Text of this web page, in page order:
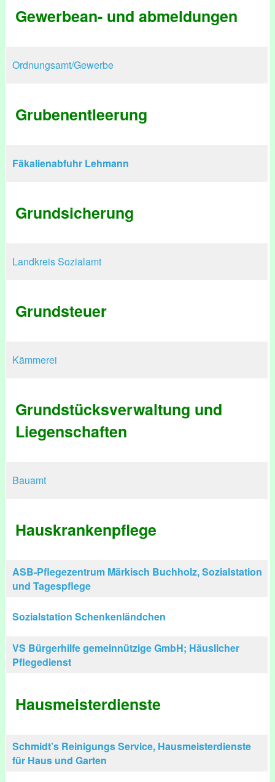
Gewerbean- und abmeldungen
Ordnungsamt/Gewerbe
Grubenentleerung
Fäkalienabfuhr Lehmann
Grundsicherung
Landkreis Sozialamt
Grundsteuer
Kämmerei
Grundstücksverwaltung und
Liegenschaften
Bauamt
Hauskrankenpflege
ASB-Pflegezentrum Märkisch Buchholz, Sozialstation
und Tagespflege
Sozialstation Schenkenländchen
VS Bürgerhilfe gemeinnützige GmbH; Häuslicher
Pflegedienst
Hausmeisterdienste
Schmidt’s Reinigungs Service, Hausmeisterdienste
für Haus und Garten